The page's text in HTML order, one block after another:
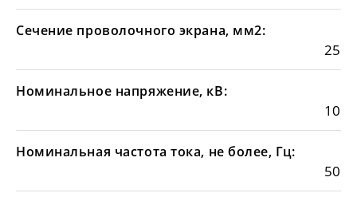
Сечение проволочного экрана, мм2:
25
Номинальное напряжение, кВ:
10
Номинальная частота тока, не более, Гц:
50